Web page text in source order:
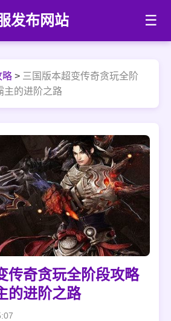
发布网站 ☰
略 > 三国版本超变传奇贪玩全阶
主的进阶之路
传奇贪玩全阶段攻略
的进阶之路